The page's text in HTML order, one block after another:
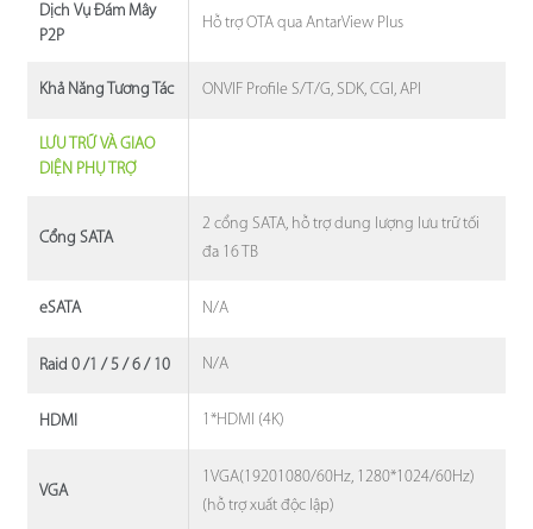
Dịch Vụ Đám Mây
P2P
Hỗ trợ OTA qua AntarView Plus
Khả Năng Tương Tác ONVIF Profile S/T/G, SDK, CGI, API
LƯU TRỮ VÀ GIAO
DIỆN PHỤ TRỢ
Cổng SATA
2 cổng SATA, hỗ trợ dung lượng lưu trữ tối
đa 16 TB
eSATA N/A
Raid 0 /1 / 5 / 6 / 10 N/A
HDMI 1*HDMI (4K)
VGA
1VGA(19201080/60Hz, 1280*1024/60Hz)
(hỗ trợ xuất độc lập)